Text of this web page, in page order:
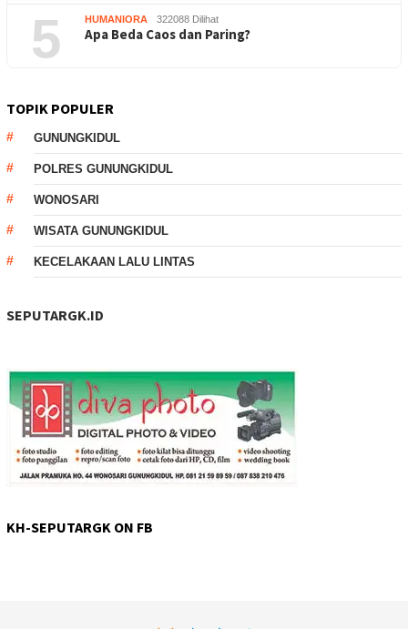
5 HUMANIORA 322088 Dilihat
Apa Beda Caos dan Paring?
TOPIK POPULER
GUNUNGKIDUL
POLRES GUNUNGKIDUL
WONOSARI
WISATA GUNUNGKIDUL
KECELAKAAN LALU LINTAS
SEPUTARGK.ID
KH-SEPUTARGK ON FB